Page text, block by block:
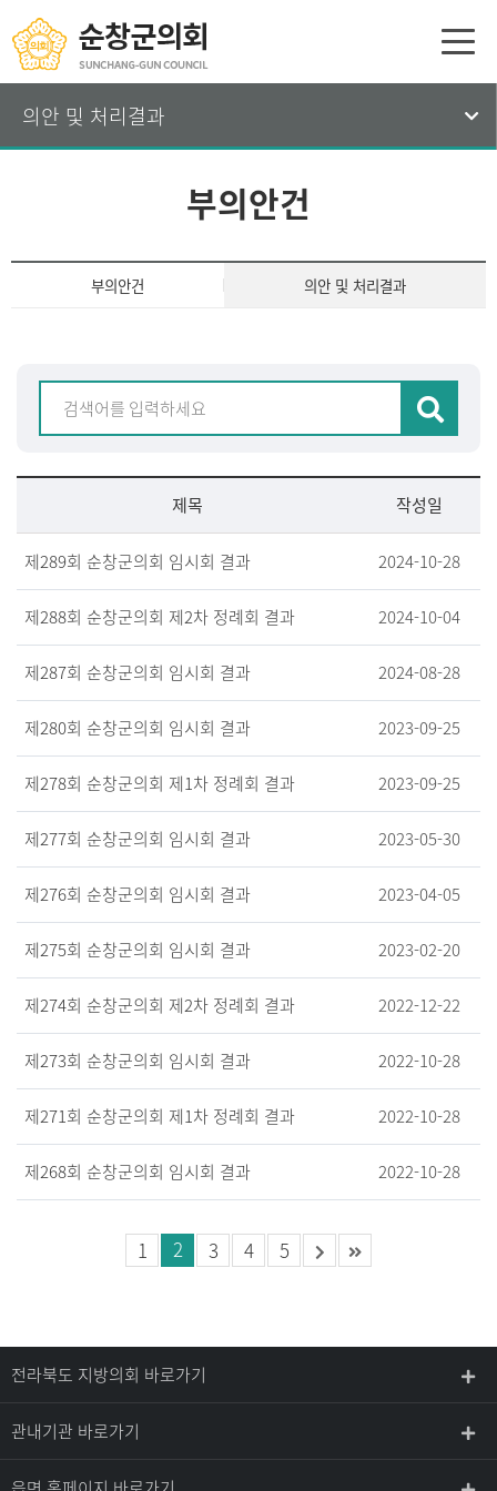
의안 및 처리결과
부의안건
부의안건 의안 및 처리결과
제목 작성일
제289회 순창군의회 임시회 결과 2024-10-28
제288회 순창군의회 제2차 정례회 결과 2024-10-04
제287회 순창군의회 임시회 결과 2024-08-28
제280회 순창군의회 임시회 결과 2023-09-25
제278회 순창군의회 제1차 정례회 결과 2023-09-25
제277회 순창군의회 임시회 결과 2023-05-30
제276회 순창군의회 임시회 결과 2023-04-05
제275회 순창군의회 임시회 결과 2023-02-20
제274회 순창군의회 제2차 정례회 결과 2022-12-22
제273회 순창군의회 임시회 결과 2022-10-28
제271회 순창군의회 제1차 정례회 결과 2022-10-28
제268회 순창군의회 임시회 결과 2022-10-28
1 2 3 4 5
전라북도 지방의회 바로가기
관내기관 바로가기